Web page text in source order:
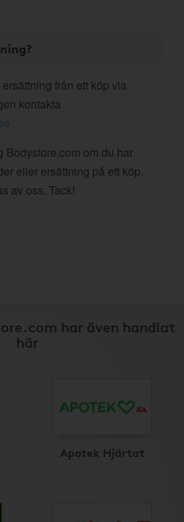
från ett köp via
kontakta
Bodystore.com om du har
eller ersättning på ett köp.
av oss. Tack!
har även handlat
här
Apotek Hjärtat